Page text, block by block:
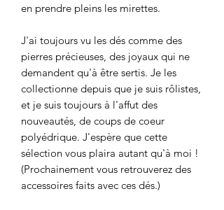
en prendre pleins les mirettes.
J'ai toujours vu les dés comme des
pierres précieuses, des joyaux qui ne
demandent qu'à être sertis. Je les
collectionne depuis que je suis rôlistes,
et je suis toujours à l'affut des
nouveautés, de coups de coeur
polyédrique. J'espère que cette
sélection vous plaira autant qu'à moi !
(Prochainement vous retrouverez des
accessoires faits avec ces dés.)